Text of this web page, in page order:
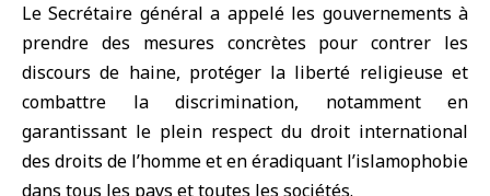
Le Secrétaire général a appelé les gouvernements à
prendre des mesures concrètes pour contrer les
discours de haine, protéger la liberté religieuse et
combattre la discrimination, notamment en
garantissant le plein respect du droit international
des droits de l’homme et en éradiquant l’islamophobie
dans tous les pays et toutes les sociétés.